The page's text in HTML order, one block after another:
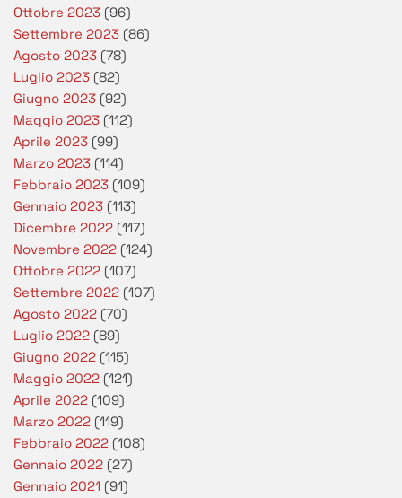
Ottobre 2023 (96)
Settembre 2023 (86)
Agosto 2023 (78)
Luglio 2023 (82)
Giugno 2023 (92)
Maggio 2023 (112)
Aprile 2023 (99)
Marzo 2023 (114)
Febbraio 2023 (109)
Gennaio 2023 (113)
Dicembre 2022 (117)
Novembre 2022 (124)
Ottobre 2022 (107)
Settembre 2022 (107)
Agosto 2022 (70)
Luglio 2022 (89)
Giugno 2022 (115)
Maggio 2022 (121)
Aprile 2022 (109)
Marzo 2022 (119)
Febbraio 2022 (108)
Gennaio 2022 (27)
Gennaio 2021 (91)